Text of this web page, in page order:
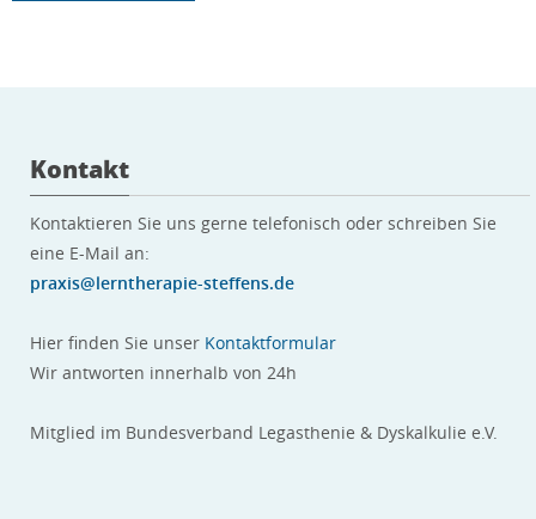
Kontakt
Kontaktieren Sie uns gerne telefonisch oder schreiben Sie
eine E-Mail an:
praxis@lerntherapie-steffens.de
Hier finden Sie unser Kontaktformular
Wir antworten innerhalb von 24h
Mitglied im Bundesverband Legasthenie & Dyskalkulie e.V.